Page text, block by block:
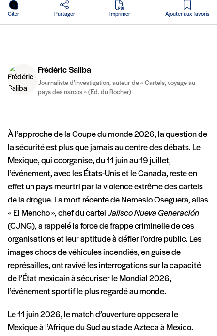
Citer Partager Imprimer
en PDF
Ajouter aux favoris
Frédéric Saliba
Journaliste d’investigation, auteur de « Cartels, voyage au
pays des narcos » (Éd. du Rocher)
À l’approche de la Coupe du monde 2026, la question de
la sécurité est plus que jamais au centre des débats. Le
Mexique, qui coorganise, du 11 juin au 19 juillet,
l’événement, avec les États-Unis et le Canada, reste en
effet un pays meurtri par la violence extrême des cartels
de la drogue. La mort récente de Nemesio Oseguera, alias
« El Mencho », chef du cartel Jalisco Nueva Generación
(CJNG), a rappelé la force de frappe criminelle de ces
organisations et leur aptitude à défier l’ordre public. Les
images chocs de véhicules incendiés, en guise de
représailles, ont ravivé les interrogations sur la capacité
de l’État mexicain à sécuriser le Mondial 2026,
l’événement sportif le plus regardé au monde.
Le 11 juin 2026, le match d’ouverture opposera le
Mexique à l’Afrique du Sud au stade Azteca à Mexico.